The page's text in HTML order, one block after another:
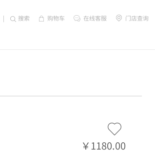
| 搜索 购物车 在线客服 门店查询
￥1180.00